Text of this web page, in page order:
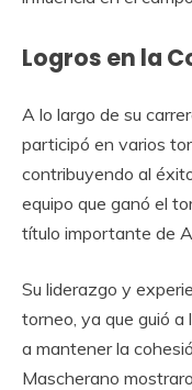
Logros en la
A lo largo de su
participó en varios
contribuyendo al
equipo que ganó el
título importante de
Su liderazgo y
torneo, ya que guió a
a mantener la
Mascherano